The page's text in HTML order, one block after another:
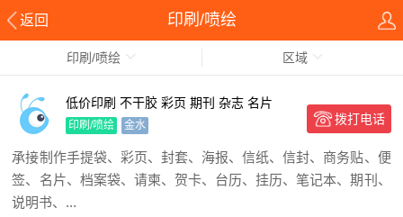
返回 印刷/喷绘
印刷/喷绘 区域
低价印刷 不干胶 彩页 期刊 杂志 名片
印刷/喷绘 金水 拨打电话
承接制作手提袋、彩页、封套、海报、信纸、信封、商务贴、便
签、名片、档案袋、请柬、贺卡、台历、挂历、笔记本、期刊、
说明书、...